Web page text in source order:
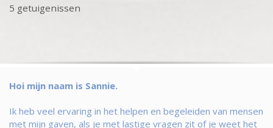
5 getuigenissen
Hoi mijn naam is Sannie.
Ik heb veel ervaring in het helpen en begeleiden van mensen
met mijn gaven, als je met lastige vragen zit of je weet het